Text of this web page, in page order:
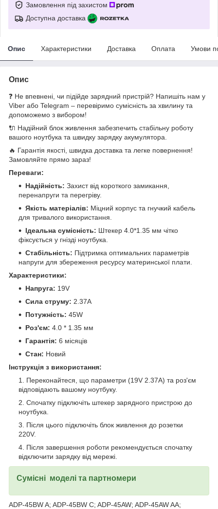
Замовлення під захистом
Доступна доставка
Опис Характеристики Доставка Оплата Умови
Опис
❓ Не впевнені, чи підійде зарядний пристрій? Напишіть нам у
Viber або Telegram – перевіримо сумісність за хвилину та
допоможемо з вибором!
🔌 Надійний блок живлення забезпечить стабільну роботу
вашого ноутбука та швидку зарядку акумулятора.
🔥 Гарантія якості, швидка доставка та легке повернення!
Замовляйте прямо зараз!
Переваги:
Надійність: Захист від короткого замикання,
перенапруги та перегріву.
Якість матеріалів: Міцний корпус та гнучкий кабель
для тривалого використання.
Ідеальна сумісність: Штекер 4.0*1.35 мм чітко
фіксується у гнізді ноутбука.
Стабільність: Підтримка оптимальних параметрів
напруги для збереження ресурсу материнської плати.
Характеристики:
Напруга: 19V
Сила струму: 2.37A
Потужність: 45W
Роз'єм: 4.0 * 1.35 мм
Гарантія: 6 місяців
Стан: Новий
Інструкція з використання:
Переконайтеся, що параметри (19V 2.37A) та роз'єм
відповідають вашому ноутбуку.
Спочатку підключіть штекер зарядного пристрою до
ноутбука.
Після цього підключіть блок живлення до розетки
220V.
Після завершення роботи рекомендується спочатку
відключити зарядку від мережі.
Сумісні моделі та партномери
ADP-45BW A; ADP-45BW C; ADP-45AW; ADP-45AW AA;